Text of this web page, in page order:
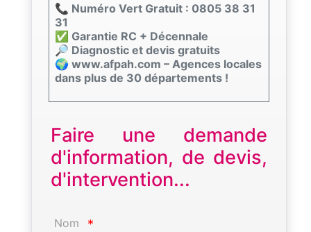
📞 Numéro Vert Gratuit : 0805 38 31
31
✅ Garantie RC + Décennale
🔎 Diagnostic et devis gratuits
🌍 www.afpah.com – Agences locales
dans plus de 30 départements !
Faire une demande
d'information, de devis,
d'intervention...
Nom *